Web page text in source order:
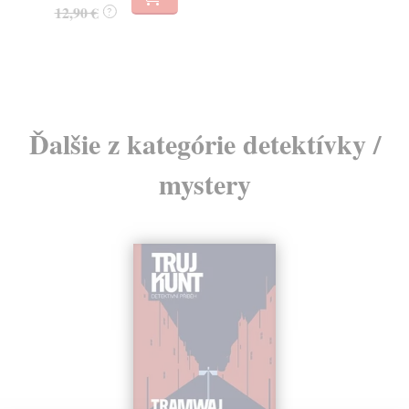
12,90 € ?
Ďalšie z kategórie detektívky /
mystery